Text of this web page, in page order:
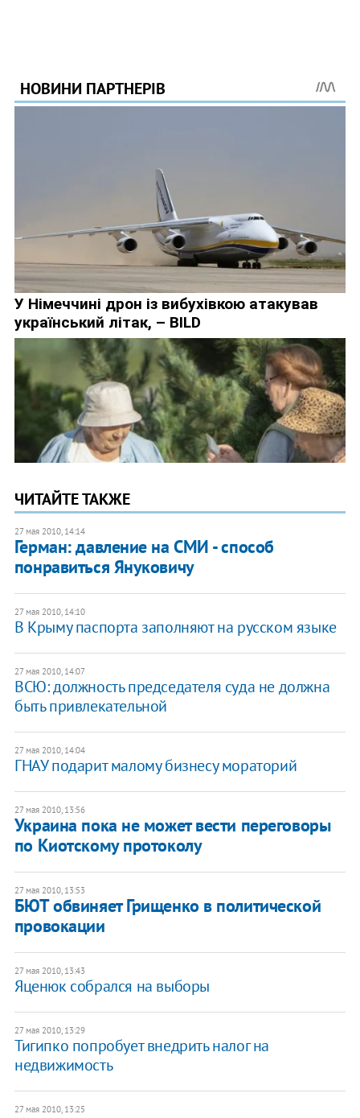
ЧИТАЙТЕ ТАКЖЕ
27 мая 2010, 14:14
Герман: давление на СМИ - способ
понравиться Януковичу
27 мая 2010, 14:10
В Крыму паспорта заполняют на русском языке
27 мая 2010, 14:07
ВСЮ: должность председателя суда не должна
быть привлекательной
27 мая 2010, 14:04
ГНАУ подарит малому бизнесу мораторий
27 мая 2010, 13:56
Украина пока не может вести переговоры
по Киотскому протоколу
27 мая 2010, 13:53
БЮТ обвиняет Грищенко в политической
провокации
27 мая 2010, 13:43
Яценюк собрался на выборы
27 мая 2010, 13:29
Тигипко попробует внедрить налог на
недвижимость
27 мая 2010, 13:25